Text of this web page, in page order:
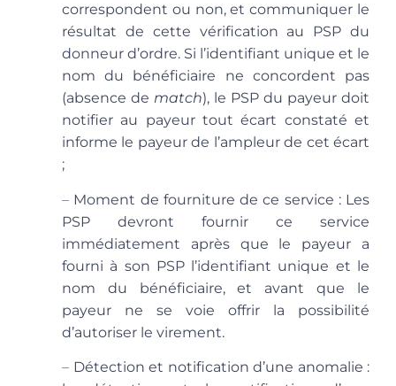
correspondent ou non, et communiquer le
résultat de cette vérification au PSP du
donneur d’ordre. Si l’identifiant unique et le
nom du bénéficiaire ne concordent pas
(absence de match), le PSP du payeur doit
notifier au payeur tout écart constaté et
informe le payeur de l’ampleur de cet écart
;
– Moment de fourniture de ce service : Les
PSP devront fournir ce service
immédiatement après que le payeur a
fourni à son PSP l’identifiant unique et le
nom du bénéficiaire, et avant que le
payeur ne se voie offrir la possibilité
d’autoriser le virement.
– Détection et notification d’une anomalie :